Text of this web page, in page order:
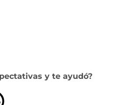
y te ayudó?